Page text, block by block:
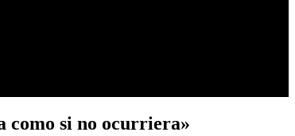
como si no ocurriera»